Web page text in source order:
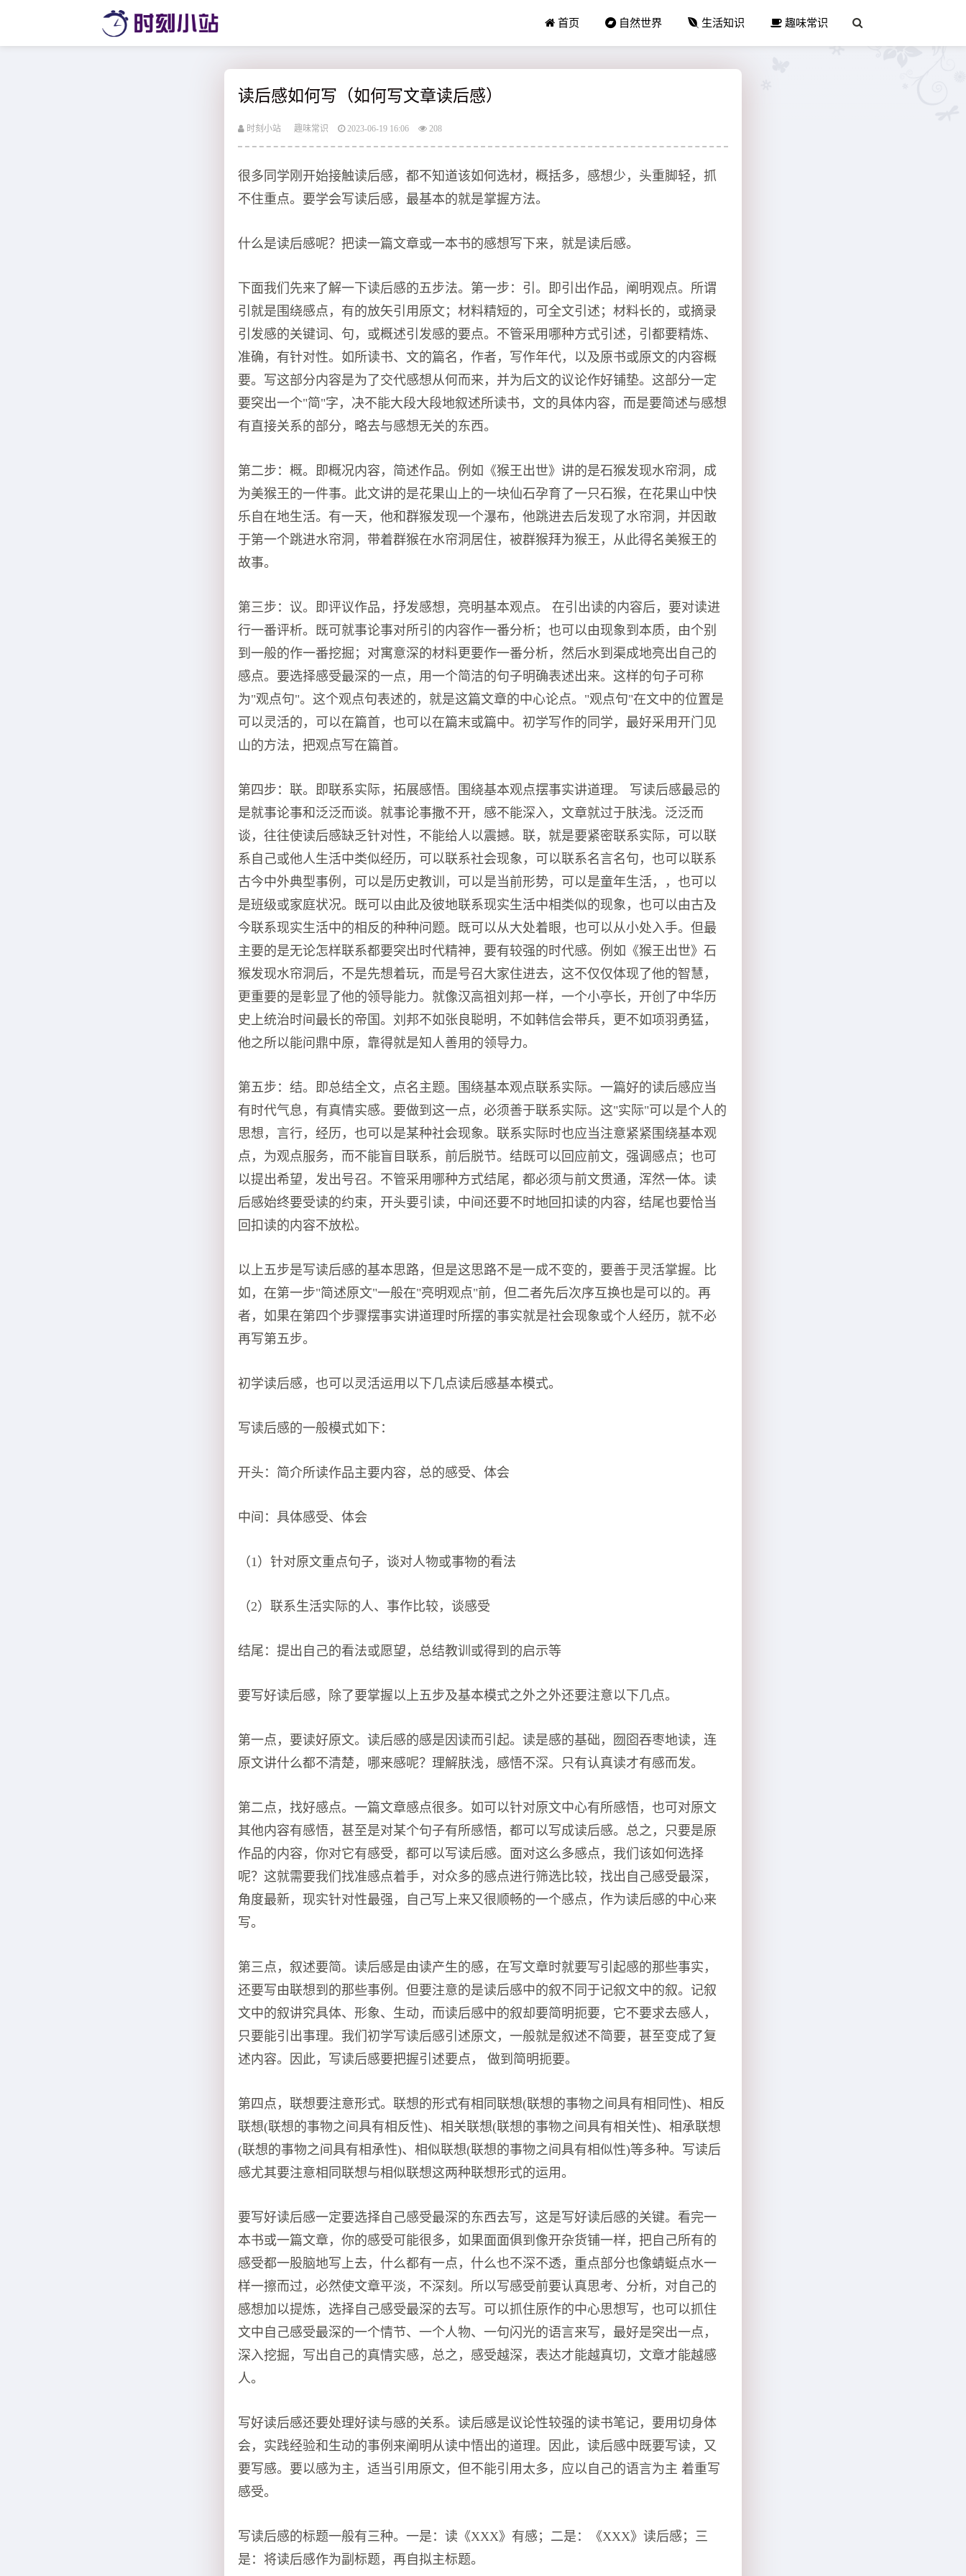
首页 自然世界 生活知识 趣味常识
读后感如何写（如何写文章读后感）
时刻小站 趣味常识 2023-06-19 16:06 208
很多同学刚开始接触读后感，都不知道该如何选材，概括多，感想少，头重脚轻，抓
不住重点。要学会写读后感，最基本的就是掌握方法。
什么是读后感呢？把读一篇文章或一本书的感想写下来，就是读后感。
下面我们先来了解一下读后感的五步法。第一步：引。即引出作品，阐明观点。所谓
引就是围绕感点，有的放矢引用原文；材料精短的，可全文引述；材料长的，或摘录
引发感的关键词、句，或概述引发感的要点。不管采用哪种方式引述，引都要精炼、
准确，有针对性。如所读书、文的篇名，作者，写作年代，以及原书或原文的内容概
要。写这部分内容是为了交代感想从何而来，并为后文的议论作好铺垫。这部分一定
要突出一个"简"字，决不能大段大段地叙述所读书，文的具体内容，而是要简述与感想
有直接关系的部分，略去与感想无关的东西。
第二步：概。即概况内容，简述作品。例如《猴王出世》讲的是石猴发现水帘洞，成
为美猴王的一件事。此文讲的是花果山上的一块仙石孕育了一只石猴，在花果山中快
乐自在地生活。有一天，他和群猴发现一个瀑布，他跳进去后发现了水帘洞，并因敢
于第一个跳进水帘洞，带着群猴在水帘洞居住，被群猴拜为猴王，从此得名美猴王的
故事。
第三步：议。即评议作品，抒发感想，亮明基本观点。 在引出读的内容后，要对读进
行一番评析。既可就事论事对所引的内容作一番分析；也可以由现象到本质，由个别
到一般的作一番挖掘；对寓意深的材料更要作一番分析，然后水到渠成地亮出自己的
感点。要选择感受最深的一点，用一个简洁的句子明确表述出来。这样的句子可称
为"观点句"。这个观点句表述的，就是这篇文章的中心论点。"观点句"在文中的位置是
可以灵活的，可以在篇首，也可以在篇末或篇中。初学写作的同学，最好采用开门见
山的方法，把观点写在篇首。
第四步：联。即联系实际，拓展感悟。围绕基本观点摆事实讲道理。 写读后感最忌的
是就事论事和泛泛而谈。就事论事撒不开，感不能深入，文章就过于肤浅。泛泛而
谈，往往使读后感缺乏针对性，不能给人以震撼。联，就是要紧密联系实际，可以联
系自己或他人生活中类似经历，可以联系社会现象，可以联系名言名句，也可以联系
古今中外典型事例，可以是历史教训，可以是当前形势，可以是童年生活，，也可以
是班级或家庭状况。既可以由此及彼地联系现实生活中相类似的现象，也可以由古及
今联系现实生活中的相反的种种问题。既可以从大处着眼，也可以从小处入手。但最
主要的是无论怎样联系都要突出时代精神，要有较强的时代感。例如《猴王出世》石
猴发现水帘洞后，不是先想着玩，而是号召大家住进去，这不仅仅体现了他的智慧，
更重要的是彰显了他的领导能力。就像汉高祖刘邦一样，一个小亭长，开创了中华历
史上统治时间最长的帝国。刘邦不如张良聪明，不如韩信会带兵，更不如项羽勇猛，
他之所以能问鼎中原，靠得就是知人善用的领导力。
第五步：结。即总结全文，点名主题。围绕基本观点联系实际。一篇好的读后感应当
有时代气息，有真情实感。要做到这一点，必须善于联系实际。这"实际"可以是个人的
思想，言行，经历，也可以是某种社会现象。联系实际时也应当注意紧紧围绕基本观
点，为观点服务，而不能盲目联系，前后脱节。结既可以回应前文，强调感点；也可
以提出希望，发出号召。不管采用哪种方式结尾，都必须与前文贯通，浑然一体。读
后感始终要受读的约束，开头要引读，中间还要不时地回扣读的内容，结尾也要恰当
回扣读的内容不放松。
以上五步是写读后感的基本思路，但是这思路不是一成不变的，要善于灵活掌握。比
如，在第一步"简述原文"一般在"亮明观点"前，但二者先后次序互换也是可以的。再
者，如果在第四个步骤摆事实讲道理时所摆的事实就是社会现象或个人经历，就不必
再写第五步。
初学读后感，也可以灵活运用以下几点读后感基本模式。
写读后感的一般模式如下：
开头：简介所读作品主要内容，总的感受、体会
中间：具体感受、体会
（1）针对原文重点句子，谈对人物或事物的看法
（2）联系生活实际的人、事作比较，谈感受
结尾：提出自己的看法或愿望，总结教训或得到的启示等
要写好读后感，除了要掌握以上五步及基本模式之外之外还要注意以下几点。
第一点，要读好原文。读后感的感是因读而引起。读是感的基础，囫囵吞枣地读，连
原文讲什么都不清楚，哪来感呢？理解肤浅，感悟不深。只有认真读才有感而发。
第二点，找好感点。一篇文章感点很多。如可以针对原文中心有所感悟，也可对原文
其他内容有感悟，甚至是对某个句子有所感悟，都可以写成读后感。总之，只要是原
作品的内容，你对它有感受，都可以写读后感。面对这么多感点，我们该如何选择
呢？这就需要我们找准感点着手，对众多的感点进行筛选比较，找出自己感受最深，
角度最新，现实针对性最强，自己写上来又很顺畅的一个感点，作为读后感的中心来
写。
第三点，叙述要简。读后感是由读产生的感，在写文章时就要写引起感的那些事实，
还要写由联想到的那些事例。但要注意的是读后感中的叙不同于记叙文中的叙。记叙
文中的叙讲究具体、形象、生动，而读后感中的叙却要简明扼要，它不要求去感人，
只要能引出事理。我们初学写读后感引述原文，一般就是叙述不简要，甚至变成了复
述内容。因此，写读后感要把握引述要点， 做到简明扼要。
第四点，联想要注意形式。联想的形式有相同联想(联想的事物之间具有相同性)、相反
联想(联想的事物之间具有相反性)、相关联想(联想的事物之间具有相关性)、相承联想
(联想的事物之间具有相承性)、相似联想(联想的事物之间具有相似性)等多种。写读后
感尤其要注意相同联想与相似联想这两种联想形式的运用。
要写好读后感一定要选择自己感受最深的东西去写，这是写好读后感的关键。看完一
本书或一篇文章，你的感受可能很多，如果面面俱到像开杂货铺一样，把自己所有的
感受都一股脑地写上去，什么都有一点，什么也不深不透，重点部分也像蜻蜓点水一
样一擦而过，必然使文章平淡，不深刻。所以写感受前要认真思考、分析，对自己的
感想加以提炼，选择自己感受最深的去写。可以抓住原作的中心思想写，也可以抓住
文中自己感受最深的一个情节、一个人物、一句闪光的语言来写，最好是突出一点，
深入挖掘，写出自己的真情实感，总之，感受越深，表达才能越真切，文章才能越感
人。
写好读后感还要处理好读与感的关系。读后感是议论性较强的读书笔记，要用切身体
会，实践经验和生动的事例来阐明从读中悟出的道理。因此，读后感中既要写读，又
要写感。要以感为主，适当引用原文，但不能引用太多，应以自己的语言为主 着重写
感受。
写读后感的标题一般有三种。一是：读《XXX》有感；二是：《XXX》读后感；三
是：将读后感作为副标题，再自拟主标题。